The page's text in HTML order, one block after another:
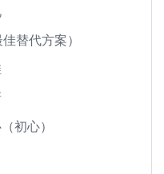
替代方案）
初心）